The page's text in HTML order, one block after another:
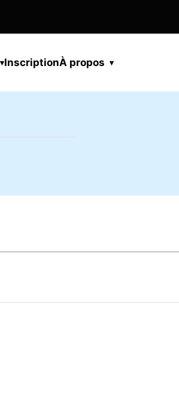
InscriptionÀ propos